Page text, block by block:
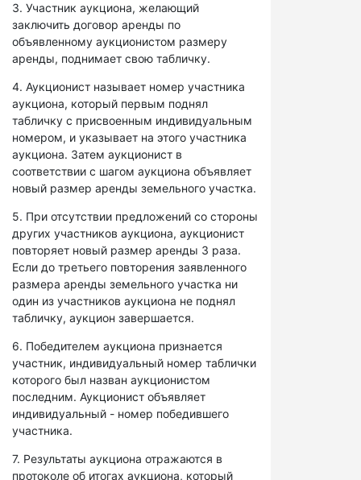
3. Участник аукциона, желающий
заключить договор аренды по
объявленному аукционистом размеру
аренды, поднимает свою табличку.
4. Аукционист называет номер участника
аукциона, который первым поднял
табличку с присвоенным индивидуальным
номером, и указывает на этого участника
аукциона. Затем аукционист в
соответствии с шагом аукциона объявляет
новый размер аренды земельного участка.
5. При отсутствии предложений со стороны
других участников аукциона, аукционист
повторяет новый размер аренды 3 раза.
Если до третьего повторения заявленного
размера аренды земельного участка ни
один из участников аукциона не поднял
табличку, аукцион завершается.
6. Победителем аукциона признается
участник, индивидуальный номер таблички
которого был назван аукционистом
последним. Аукционист объявляет
индивидуальный - номер победившего
участника.
7. Результаты аукциона отражаются в
протоколе об итогах аукциона, который